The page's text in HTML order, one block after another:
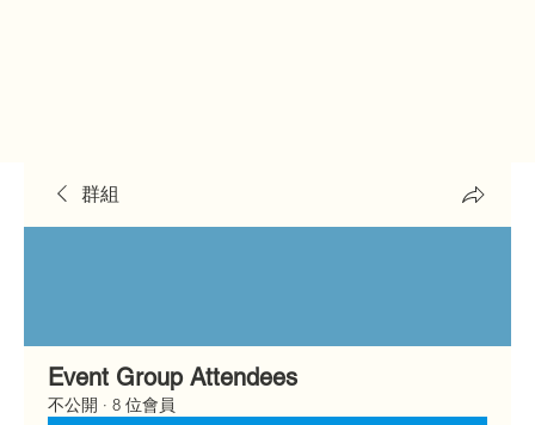
群組
Event Group Attendees
不公開 · 8 位會員